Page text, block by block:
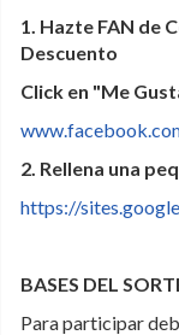
1. Hazte FAN de
Descuento
Click en "Me
2. Rellena una
https://
BASES DEL
Para participar